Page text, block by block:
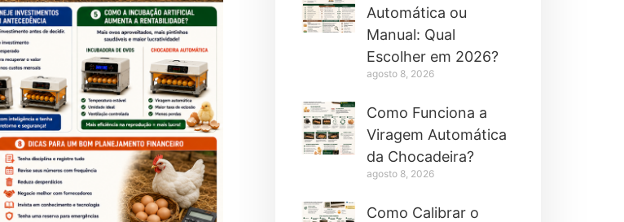
Automática ou
Manual: Qual
Escolher em 2026?
agosto 8, 2026
Como Funciona a
Viragem Automática
da Chocadeira?
agosto 8, 2026
Como Calibrar o